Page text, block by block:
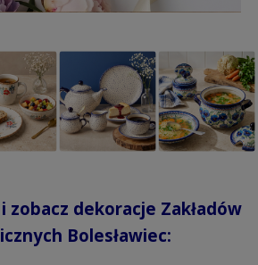
zobacz dekoracje Zakładów
Bolesławiec: